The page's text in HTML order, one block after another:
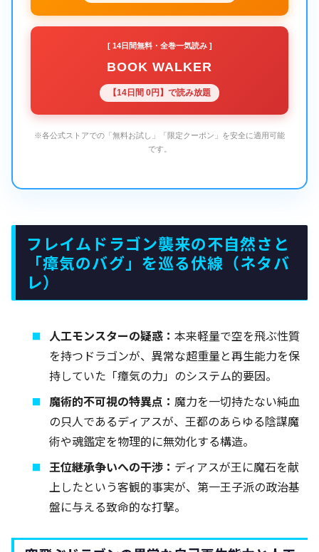
[ 14日間無料・全巻一気読み ]
BOOK WALKER
【14日間 0円】で読み放題
※各公式ストアでの「無料お試し」「限定クーポン」を安全に適用可能
です。
フレイムドラゴン襲来の不自然さと
「瘴気のバグ」を巡る伏線（ネタバ
レ）
人工モンスターの疑惑：本来軽量で空を飛ぶ性質
を持つドラゴンが、異常な超重量と再生能力を保
持していた「瘴気の力」のシステム的要因。
魔術的不可視の特異点：魔力を一切持たない純血
の只人であるディアスが、王都のあらゆる陰謀魔
術や魂鑑定を物理的に無効化する構造。
王位継承争いへの干渉： ディアスが王に魔石を献
上したという客観的事実が、第一王子派の政治基
盤に与える致命的な打撃。